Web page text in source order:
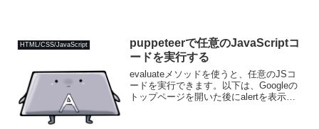
HTML/CSS/JavaScript
puppeteerで任意のJavaScriptコ
ードを実行する
evaluateメソッドを使うと、任意のJSコ
ードを実行できます。以下は、Googleの
トップページを開いた後にalertを表示す